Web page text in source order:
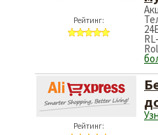
Рейтинг:
Рейтинг: